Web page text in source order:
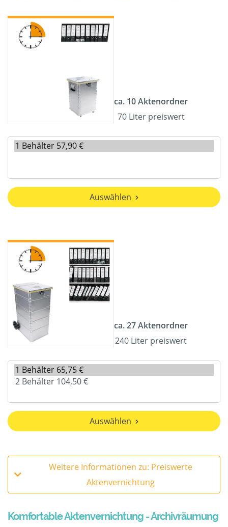
ca. 10 Aktenordner
70 Liter preiswert
Auswählen
ca. 27 Aktenordner
240 Liter preiswert
Auswählen
Weitere Informationen zu: Preiswerte
Aktenvernichtung
Komfortable Aktenvernichtung - Archivräumung